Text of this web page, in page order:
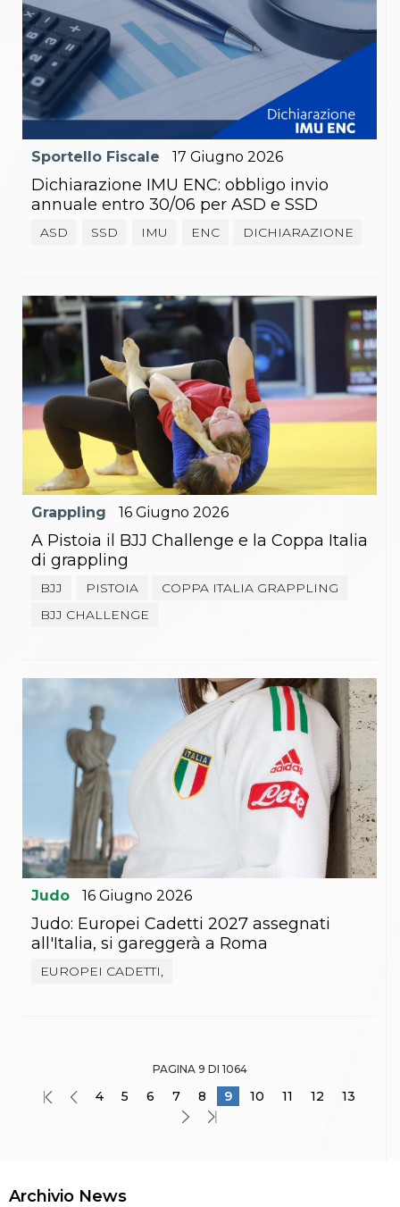
Sportello Fiscale 17 Giugno 2026
Dichiarazione IMU ENC: obbligo invio
annuale entro 30/06 per ASD e SSD
ASD SSD IMU ENC DICHIARAZIONE
Grappling 16 Giugno 2026
A Pistoia il BJJ Challenge e la Coppa Italia
di grappling
BJJ PISTOIA
COPPA ITALIA GRAPPLING
BJJ CHALLENGE
Judo 16 Giugno 2026
Judo: Europei Cadetti 2027 assegnati
all'Italia, si gareggerà a Roma
EUROPEI CADETTI,
PAGINA 9 DI 1064
4 5 6 7 8 9 10 11 12 13
Archivio News